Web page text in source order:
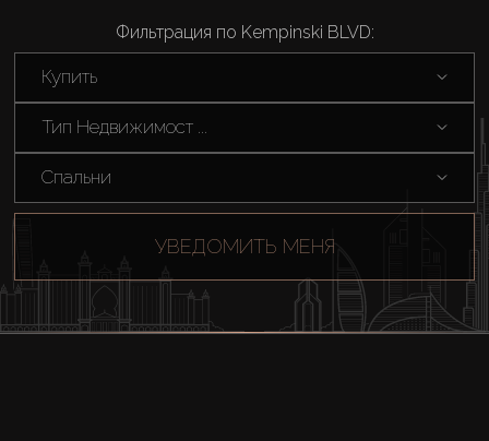
Фильтрация по Kempinski BLVD:
Купить
Тип Недвижимост ...
Спальни
УВЕДОМИТЬ МЕНЯ